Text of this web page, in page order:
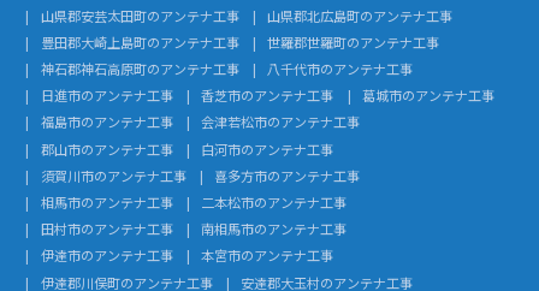
山県郡安芸太田町のアンテナ工事
山県郡北広島町のアンテナ工事
豊田郡大崎上島町のアンテナ工事
世羅郡世羅町のアンテナ工事
神石郡神石高原町のアンテナ工事
八千代市のアンテナ工事
日進市のアンテナ工事
香芝市のアンテナ工事
葛城市のアンテナ工事
福島市のアンテナ工事
会津若松市のアンテナ工事
郡山市のアンテナ工事
白河市のアンテナ工事
須賀川市のアンテナ工事
喜多方市のアンテナ工事
相馬市のアンテナ工事
二本松市のアンテナ工事
田村市のアンテナ工事
南相馬市のアンテナ工事
伊達市のアンテナ工事
本宮市のアンテナ工事
伊達郡川俣町のアンテナ工事
安達郡大玉村のアンテナ工事